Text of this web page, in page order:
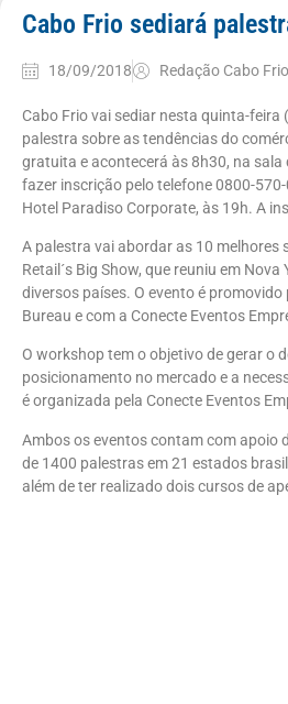
Cabo Frio sediará
18/09/2018 Redação Cabo Frio
Cabo Frio vai sediar nesta quinta-
palestra sobre as tendências do
gratuita e acontecerá às 8h30, na
fazer inscrição pelo telefone 0800-
Hotel Paradiso Corporate, às 19h. A
A palestra vai abordar as 10 melhores
Retail´s Big Show, que reuniu em
diversos países. O evento é
Bureau e com a Conecte Eventos
O workshop tem o objetivo de gerar o
posicionamento no mercado e a
é organizada pela Conecte Eventos
Ambos os eventos contam com apoio
de 1400 palestras em 21 estados
além de ter realizado dois cursos de